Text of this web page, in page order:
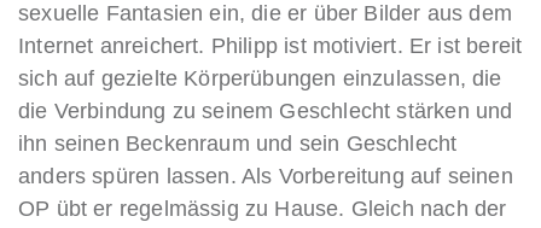
sexuelle Fantasien ein, die er über Bilder aus dem
Internet anreichert. Philipp ist motiviert. Er ist bereit
sich auf gezielte Körperübungen einzulassen, die
die Verbindung zu seinem Geschlecht stärken und
ihn seinen Beckenraum und sein Geschlecht
anders spüren lassen. Als Vorbereitung auf seinen
OP übt er regelmässig zu Hause. Gleich nach der